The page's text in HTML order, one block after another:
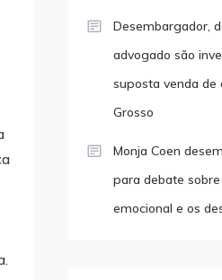
Desembargador,
advogado são
suposta venda de
Grosso
Monja Coen
para debate
emocional e os